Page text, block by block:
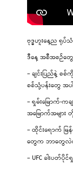
ဗုဒ္ဓဟူးနေ့ည ရုပ်
ဒီနေ့ အစီအစဉ်တွ
– ချင်းပြည်နဲ့
စစ်သုံ့ပန်းတွေ အ
– ရှမ်းမြောက်-
အမြောက်အများ
– ထိုင်းရောက်
တွေက ဘာတွေလဲ
– UFC ခါးပတ်ပို